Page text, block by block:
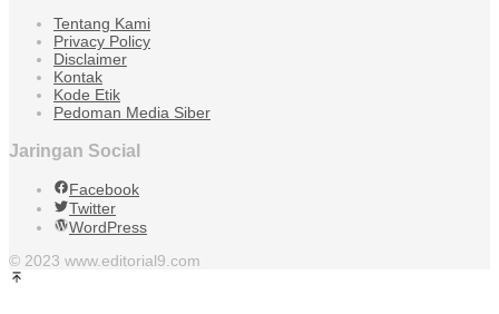
Tentang Kami
Privacy Policy
Disclaimer
Kontak
Kode Etik
Pedoman Media Siber
Jaringan Social
Facebook
Twitter
WordPress
© 2023 www.editorial9.com